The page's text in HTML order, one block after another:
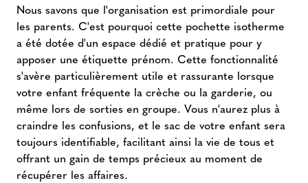
Nous savons que l'organisation est primordiale pour
les parents. C'est pourquoi cette pochette isotherme
a été dotée d'un espace dédié et pratique pour y
apposer une étiquette prénom. Cette fonctionnalité
s'avère particulièrement utile et rassurante lorsque
votre enfant fréquente la crèche ou la garderie, ou
même lors de sorties en groupe. Vous n'aurez plus à
craindre les confusions, et le sac de votre enfant sera
toujours identifiable, facilitant ainsi la vie de tous et
offrant un gain de temps précieux au moment de
récupérer les affaires.